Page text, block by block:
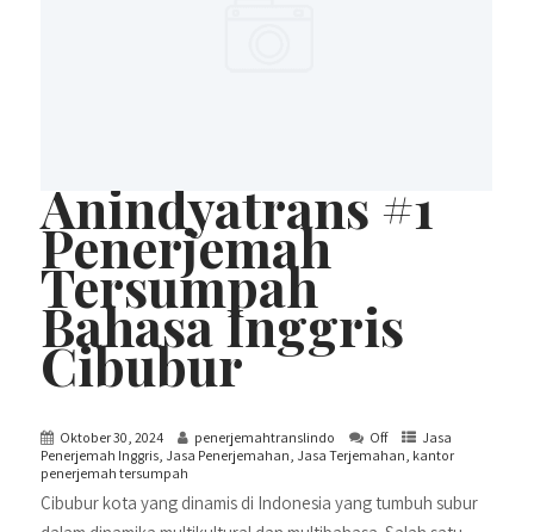
Anindyatrans #1
Penerjemah
Tersumpah
Bahasa Inggris
Cibubur
Oktober 30, 2024 penerjemahtranslindo Off
Jasa
Penerjemah Inggris, Jasa Penerjemahan, Jasa Terjemahan, kantor
penerjemah tersumpah
Cibubur kota yang dinamis di Indonesia yang tumbuh subur